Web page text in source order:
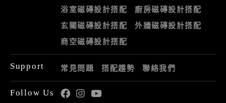
浴室磁磚設計搭配
廚房磁磚設計搭配
玄關磁磚設計搭配
外牆磁磚設計搭配
商空磁磚設計搭配
Support 常見問題 搭配趨勢 聯絡我們
Follow Us